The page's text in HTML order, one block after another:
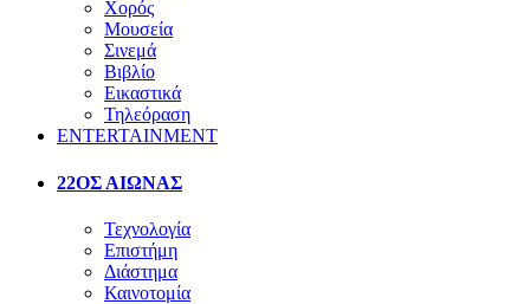
Χορός
Μουσεία
Σινεμά
Βιβλίο
Εικαστικά
Τηλεόραση
ENTERTAINMENT
22ΟΣ ΑΙΩΝΑΣ
Τεχνολογία
Επιστήμη
Διάστημα
Καινοτομία